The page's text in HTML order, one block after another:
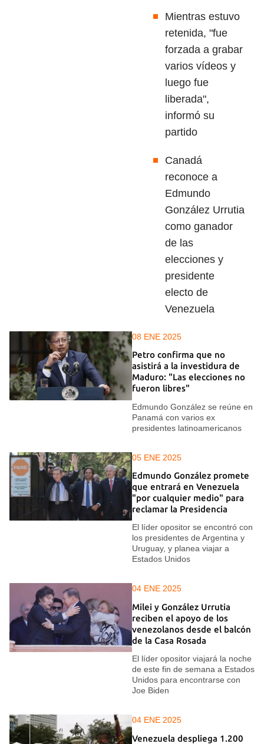
Mientras estuvo
retenida, "fue
forzada a grabar
varios vídeos y
luego fue
liberada",
informó su
partido
Canadá
reconoce a
Edmundo
González Urrutia
como ganador
de las
elecciones y
presidente
electo de
Venezuela
08 ENE 2025
Petro confirma que no
asistirá a la investidura de
Maduro: "Las elecciones no
fueron libres"
Edmundo González se reúne en
Panamá con varios ex
presidentes latinoamericanos
05 ENE 2025
Edmundo González promete
que entrará en Venezuela
"por cualquier medio" para
reclamar la Presidencia
El líder opositor se encontró con
los presidentes de Argentina y
Uruguay, y planea viajar a
Estados Unidos
04 ENE 2025
Milei y González Urrutia
reciben el apoyo de los
venezolanos desde el balcón
de la Casa Rosada
El líder opositor viajará la noche
de este fin de semana a Estados
Unidos para encontrarse con
Joe Biden
04 ENE 2025
Venezuela despliega 1.200